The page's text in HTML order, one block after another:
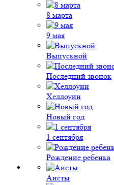
8 марта
9 мая
Выпускной
Последний звонок
Хеллоуин
Новый год
1 сентября
Рождение ребенка
Аисты